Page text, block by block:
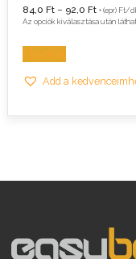
84,0Ft – 92,0Ft
84,0 Ft
+ (epr) Ft/
Az opciók kiválasztása után
Opciók
Add a